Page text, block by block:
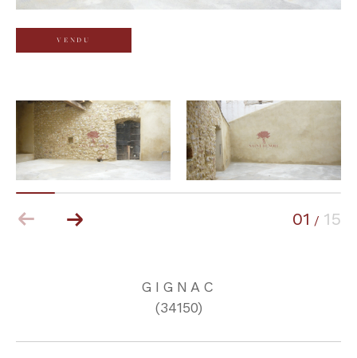
VENDU
01 / 15
GIGNAC
(34150)
Référence
AFFINER LES CRITÈRES
TERRASSE PARKING PISCINE